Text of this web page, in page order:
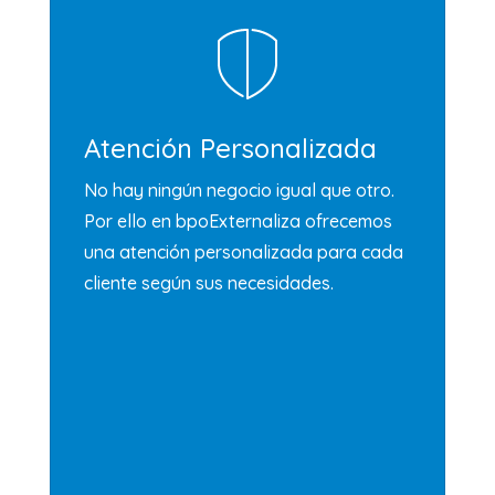
Atención Personalizada
No hay ningún negocio igual que otro.
Por ello en bpoExternaliza ofrecemos
una atención personalizada para cada
cliente según sus necesidades.